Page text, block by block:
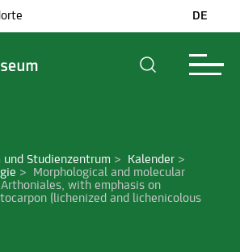
DE
und Studienzentrum > Kalender >
>
Morphological and molecular
with emphasis on
(lichenized and lichenicolous